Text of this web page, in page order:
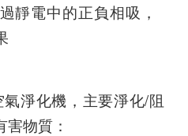
靜電中的正負相吸，
淨化機 ，主要淨化/阻
物質：